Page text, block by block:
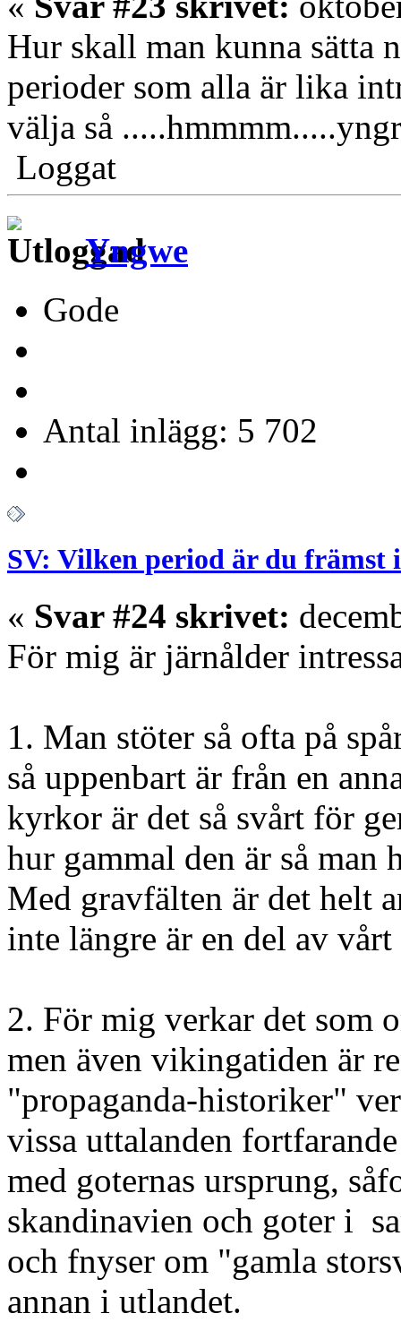
Hur skall man kunna sätta
perioder som alla är lika
välja så
Loggat
Yngwe
Gode
Antal inlägg: 5 702
SV: Vilken period är du främst
« Svar #24 skrivet:
För mig är järnålder
1. Man stöter så ofta på
så uppenbart är från en
kyrkor är det så svårt för
hur gammal den är så man
Med gravfälten är det helt
inte längre är en del av
2. För mig verkar det som
men även vikingatiden är
"propaganda-historiker"
vissa uttalanden
med goternas ursprung,
skandinavien och goter i
och fnyser om "gamla
annan i utlandet.